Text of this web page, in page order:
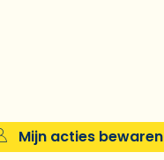
Mijn acties bewaren